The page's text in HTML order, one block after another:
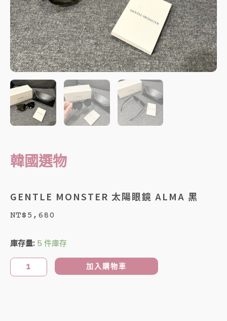
韓國選物
GENTLE MONSTER 太陽眼鏡 ALMA 黑
NT$ 5,680
庫存量: 5 件庫存
MONSTER
太
陽
加入購物車